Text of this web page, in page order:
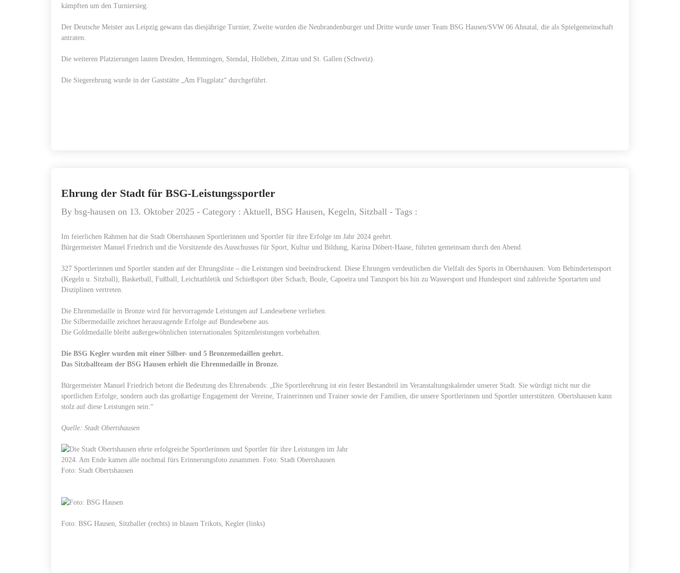
kämpften um den Turniersieg.
Der Deutsche Meister aus Leipzig gewann das diesjährige Turnier, Zweite wurden die Neubrandenburger und Dritte wurde unser Team BSG Hausen/SVW 06 Ahnatal, die als Spielgemeinschaft
antraten.
Die weiteren Platzierungen lauten Dresden, Hemmingen, Stendal, Holleben, Zittau und St. Gallen (Schweiz).
Die Siegerehrung wurde in der Gaststätte „Am Flugplatz“ durchgeführt.
Ehrung der Stadt für BSG-Leistungssportler
By bsg-hausenon 13. Oktober 2025 - Category : Aktuell, BSG Hausen, Kegeln, Sitzball - Tags :
Im feierlichen Rahmen hat die Stadt Obertshausen Sportlerinnen und Sportler für ihre Erfolge im Jahr 2024 geehrt.
Bürgermeister Manuel Friedrich und die Vorsitzende des Ausschusses für Sport, Kultur und Bildung, Karina Döbert-Haase, führten gemeinsam durch den Abend.
327 Sportlerinnen und Sportler standen auf der Ehrungsliste – die Leistungen sind beeindruckend. Diese Ehrungen verdeutlichen die Vielfalt des Sports in Obertshausen: Vom Behindertensport
(Kegeln u. Sitzball), Basketball, Fußball, Leichtathletik und Schießsport über Schach, Boule, Capoeira und Tanzsport bis hin zu Wassersport und Hundesport sind zahlreiche Sportarten und
Disziplinen vertreten.
Die Ehrenmedaille in Bronze wird für hervorragende Leistungen auf Landesebene verliehen.
Die Silbermedaille zeichnet herausragende Erfolge auf Bundesebene aus.
Die Goldmedaille bleibt außergewöhnlichen internationalen Spitzenleistungen vorbehalten.
Die BSG Kegler wurden mit einer Silber- und 5 Bronzemedaillen geehrt.
Das Sitzballteam der BSG Hausen erhielt die Ehrenmedaille in Bronze.
Bürgermeister Manuel Friedrich betont die Bedeutung des Ehrenabends: „Die Sportlerehrung ist ein fester Bestandteil im Veranstaltungskalender unserer Stadt. Sie würdigt nicht nur die
sportlichen Erfolge, sondern auch das großartige Engagement der Vereine, Trainerinnen und Trainer sowie der Familien, die unsere Sportlerinnen und Sportler unterstützen. Obertshausen kann
stolz auf diese Leistungen sein.“
Quelle: Stadt Obertshausen
Foto: Stadt Obertshausen
Foto: BSG Hausen, Sitzballer (rechts) in blauen Trikots, Kegler (links)